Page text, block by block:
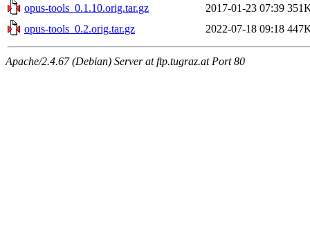
opus-tools_0.1.10.orig.tar.gz
2017-01-23 07:39
opus-tools_0.2.orig.tar.gz
2022-07-18 09:18
Apache/2.4.67 (Debian) Server at ftp.tugraz.at Port 80